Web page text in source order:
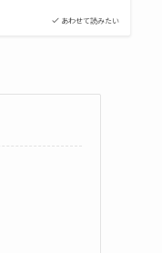
あわせて読みたい